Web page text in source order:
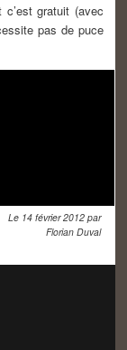
c’est gratuit (avec
pas de puce
Le 14 février 2012par
Florian Duval